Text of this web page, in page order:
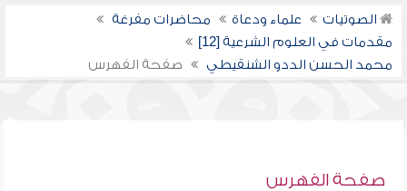
الصوتيات علماء ودعاة
محاضرات مفرغة
مقدمات في العلوم الشرعية [12]
محمد الحسن الددو الشنقيطي
صفحة الفهرس
صفحة الفهرس